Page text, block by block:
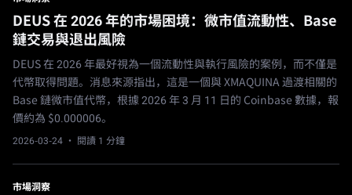
DEUS 在 2026 年的市場困境：微市值流動性、Base
鏈交易與退出風險
DEUS 在 2026 年最好視為一個流動性與執行風險的案例，而不僅是
代幣取得問題。消息來源指出，這是一個與 XMAQUINA 過渡相關的
Base 鏈微市值代幣，根據 2026 年 3 月 11 日的 Coinbase 數據，報
價約為 $0.000006。
2026-03-24 · 閱讀 1 分鐘
市場洞察